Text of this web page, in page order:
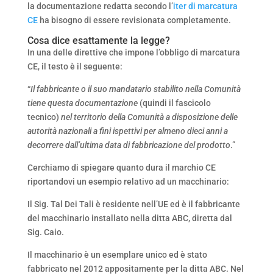
la documentazione redatta secondo l’iter di marcatura
CEha bisogno di essere revisionata completamente.
Cosa dice esattamente la legge?
In una delle direttive che impone l’obbligo di marcatura
CE, il testo è il seguente:
“Il fabbricante o il suo mandatario stabilito nella Comunità
tiene questa documentazione (quindi il fascicolo
tecnico) nel territorio della Comunità a disposizione delle
autorità nazionali a fini ispettivi per almeno dieci anni a
decorrere dall’ultima data di fabbricazione del prodotto.”
Cerchiamo di spiegare quanto dura il marchio CE
riportandovi un esempio relativo ad un macchinario:
Il Sig. Tal Dei Tali è residente nell’UE ed è il fabbricante
del macchinario installato nella ditta ABC, diretta dal
Sig. Caio.
Il macchinario è un esemplare unico ed è stato
fabbricato nel 2012 appositamente per la ditta ABC. Nel